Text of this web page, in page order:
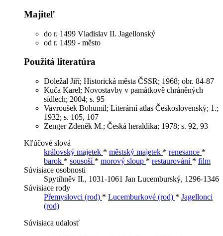
Majiteľ
do r. 1499 Vladislav II. Jagellonský
od r. 1499 - město
Použitá literatúra
Doležal Jiří; Historická města ČSSR; 1968; obr. 84-87
Kuča Karel; Novostavby v památkově chráněných
sídlech; 2004; s. 95
Vavroušek Bohumil; Literární atlas Československý; 1.;
1932; s. 105, 107
Zenger Zdeněk M.; Česká heraldika; 1978; s. 92, 93
Kľúčové slová
královský majetek * městský majetek * renesance *
barok * sousoší * morový sloup * restaurování * film
Súvisiace osobnosti
Spytihněv II., 1031-1061 Jan Lucemburský, 1296-1346
Súvisiace rody
Přemyslovci (rod) * Lucemburkové (rod) * Jagellonci
(rod)
Súvisiaca udalosť